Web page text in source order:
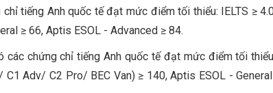
tiếng Anh quốc tế đạt mức điểm tối thiểu: IELTS ≥
≥ 66, Aptis ESOL - Advanced ≥ 84.
chứng chỉ tiếng Anh quốc tế đạt mức điểm tối
Adv/ C2 Pro/ BEC Van) ≥ 140, Aptis ESOL -